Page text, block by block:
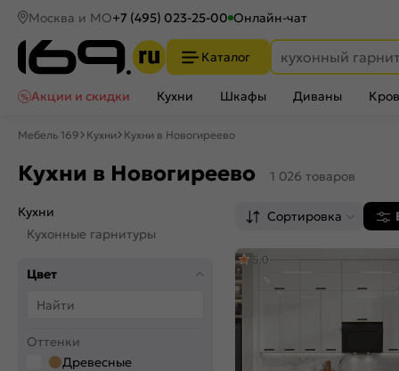
Москва и МО+7 (495) 023-25-00 Онлайн-чат
Каталог
Акции и скидки
Кухни Шкафы Диваны
Мебель 169 Кухни Кухни в Новогиреево
Кухни в Новогиреево 1 026 товаров
Кухни
Кухонные гарнитуры
Цвет
Оттенки
Древесные
Сортировка
5,0